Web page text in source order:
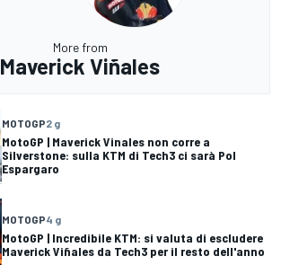
More from
Maverick Viñales
MOTOGP2 g
MotoGP | Maverick Vinales non corre a
Silverstone: sulla KTM di Tech3 ci sarà Pol
Espargaro
MOTOGP4 g
MotoGP | Incredibile KTM: si valuta di escludere
Maverick Viñales da Tech3 per il resto dell'anno